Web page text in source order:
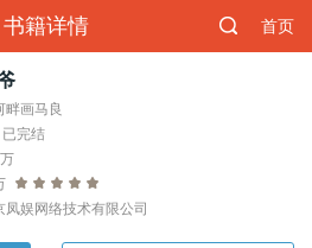
书籍详情 首页
畔画马良
完结
凤娱网络技术有限公司